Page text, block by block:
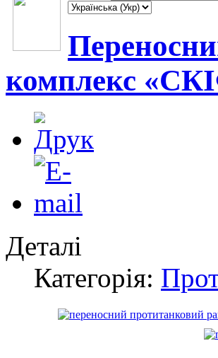
комплекс
Деталі
Категорія: